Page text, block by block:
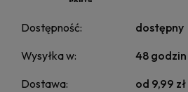
Dostępność:
dostępny
Wysyłka w:
48 godzin
Dostawa:
od 9,99 zł